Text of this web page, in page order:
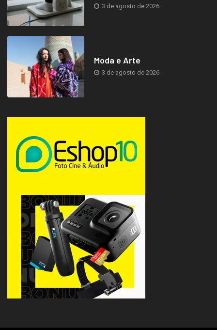
3 de agosto de 2026
Moda e Arte
3 de agosto de 2026